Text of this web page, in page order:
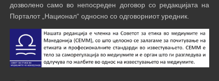
дозволено само во непосреден договор со редакцијата на
Порталот „Национал“ односно со одговорниот уредник.